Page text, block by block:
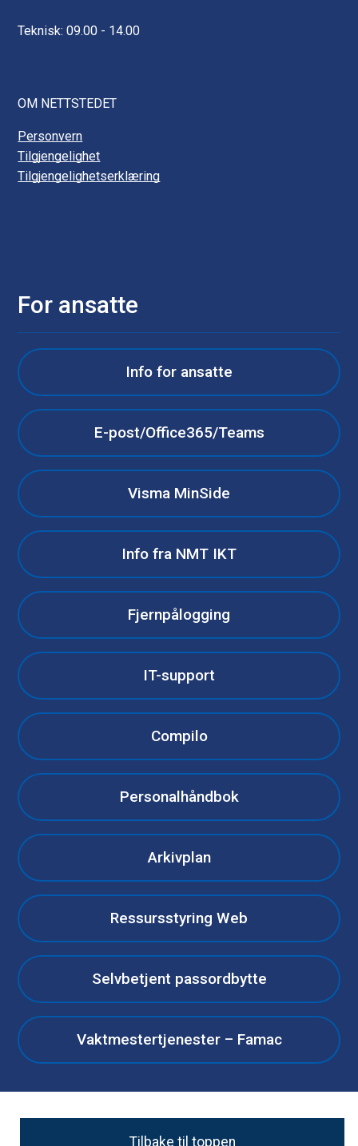
Teknisk: 09.00 - 14.00
OM NETTSTEDET
Personvern
Tilgjengelighet
Tilgjengelighetserklæring
For ansatte
Info for ansatte
E-post/Office365/Teams
Visma MinSide
Info fra NMT IKT
Fjernpålogging
IT-support
Compilo
Personalhåndbok
Arkivplan
Ressursstyring Web
Selvbetjent passordbytte
Vaktmestertjenester – Famac
Tilbake til toppen